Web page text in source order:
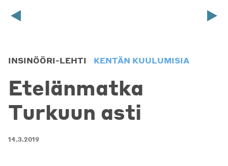
INSINÖÖRI-LEHTI KENTÄN KUULUMISIA
Etelänmatka
Turkuun asti
14.3.2019